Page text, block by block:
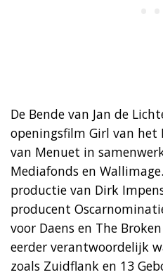
De Bende van Jan de
openingsfilm Girl van het
van Menuet in
Mediafonds en
productie van Dirk
producent
voor Daens en The
eerder verantwoordelijk
zoals Zuidflank en 13